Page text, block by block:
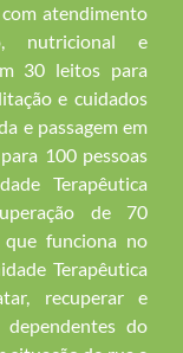
atendimento
nutricional e
30 leitos para
e cuidados
e passagem em
100 pessoas
Terapêutica
de 70
que funciona no
Terapêutica
recuperar e
do